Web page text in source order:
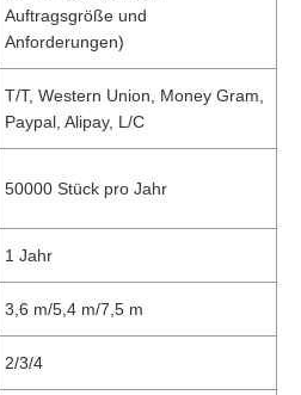
Auftragsgröße und
Anforderungen)
T/T, Western Union, Money Gram,
Paypal, Alipay, L/C
50000 Stück pro Jahr
1 Jahr
3,6 m/5,4 m/7,5 m
2/3/4